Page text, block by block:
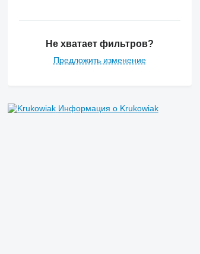
Не хватает фильтров?
Предложить изменение
Информация о Krukowiak